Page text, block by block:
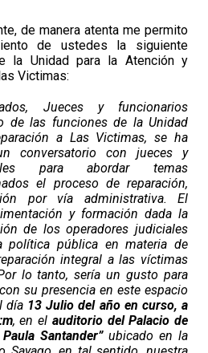
de manera atenta me permito
de ustedes la siguiente
la Unidad para la Atención y
Victimas:
Jueces y funcionarios
de las funciones de la Unidad
a Las Victimas, se ha
conversatorio con jueces y
para abordar temas
el proceso de reparación,
por vía administrativa. El
y formación dada la
de los operadores judiciales
política pública en materia de
integral a las víctimas
lo tanto, sería un gusto para
su presencia en este espacio
día 13 Julio del año en curso, a
, en el auditorio del Palacio de
Santander”ubicado en la